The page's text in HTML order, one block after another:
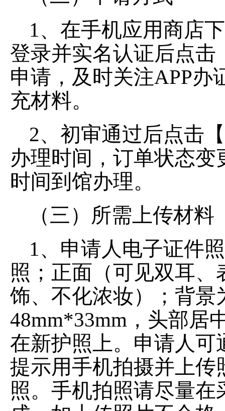
1、在手机应用商店
登录并实名认证后点
申请，及时关注APP办
充材料。
2、初审通过后点击
办理时间，订单状态变
时间到馆办理。
（三）所需上传材料
1、申请人电子证件
照；正面（可见双耳
饰、不化浓妆）；背景
48mm*33mm，头部居
在新护照上。申请人可
提示用手机拍摄并上
照。手机拍照请尽量